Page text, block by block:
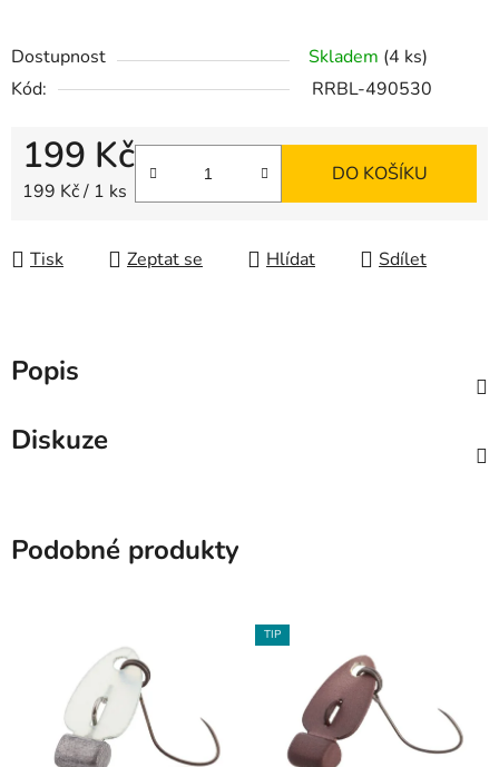
Dostupnost Skladem (4 ks)
Kód:
RRBL-490530
199 Kč
Měrná cena:
199 Kč / 1 ks
DO KOŠÍKU
Tisk Zeptat se Hlídat Sdílet
Popis
Diskuze
Podobné produkty
TIP